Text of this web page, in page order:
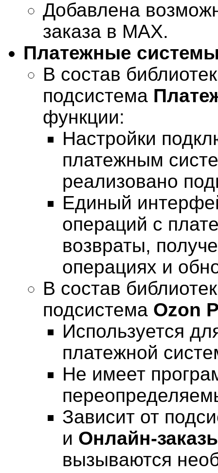
Добавлена
заказа в MAX.
Платежные
В состав
подсистема
функции:
Настройки
платежным
реализовано
Единый
операций с
возвраты,
операциях и
В состав
подсистема Ozon
Используется
платежной
Не имеет
Зависит от
и Онлайн-
вызываются